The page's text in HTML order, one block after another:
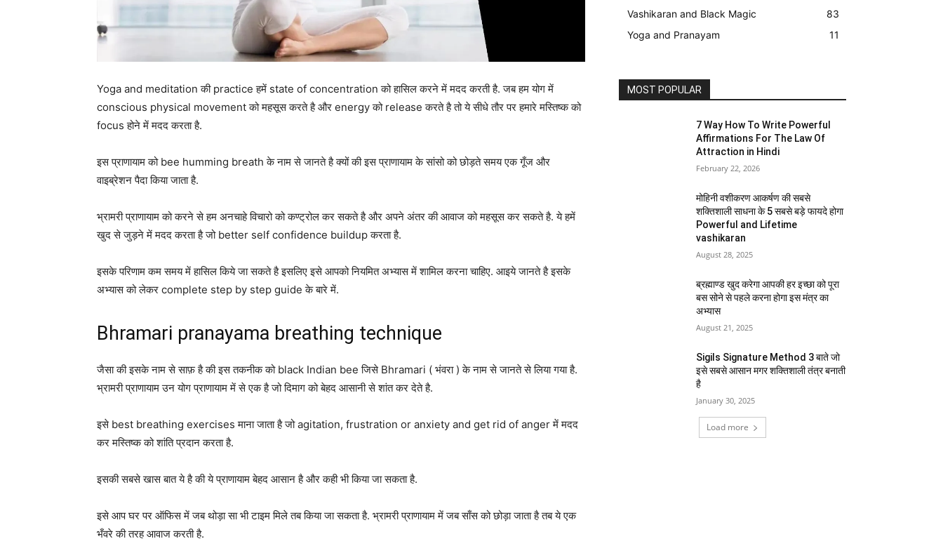
Yoga and meditation की practice हमें state of concentration को हासिल करने में मदद करती है. जब हम योग में
conscious physical movement को महसूस करते है और energy को release करते है तो ये सीधे तौर पर हमारे मस्तिष्क को
focus होने में मदद करता है.
इस प्राणायाम को bee humming breath के नाम से जानते है क्यों की इस प्राणायाम के सांसो को छोड़ते समय एक गूँज और
वाइब्रेशन पैदा किया जाता है.
भ्रामरी प्राणायाम को करने से हम अनचाहे विचारो को कण्ट्रोल कर सकते है और अपने अंतर की आवाज को महसूस कर सकते है. ये हमें
खुद से जुड़ने में मदद करता है जो better self confidence buildup करता है.
इसके परिणाम कम समय में हासिल किये जा सकते है इसलिए इसे आपको नियमित अभ्यास में शामिल करना चाहिए. आइये जानते है इसके
अभ्यास को लेकर complete step by step guide के बारे में.
Bhramari pranayama breathing technique
जैसा की इसके नाम से साफ़ है की इस तकनीक को black Indian bee जिसे Bhramari ( भंवरा ) के नाम से जानते से लिया गया है.
भ्रामरी प्राणायाम उन योग प्राणायाम में से एक है जो दिमाग को बेहद आसानी से शांत कर देते है.
इसे best breathing exercises माना जाता है जो agitation, frustration or anxiety and get rid of anger में मदद
कर मस्तिष्क को शांति प्रदान करता है.
इसकी सबसे खास बात ये है की ये प्राणायाम बेहद आसान है और कही भी किया जा सकता है.
इसे आप घर पर ऑफिस में जब थोड़ा सा भी टाइम मिले तब किया जा सकता है. भ्रामरी प्राणायाम में जब साँस को छोड़ा जाता है तब ये एक
भँवरे की तरह आवाज करती है.
Vashikaran and Black Magic
83
Yoga and Pranayam
11
MOST POPULAR
7 Way How To Write Powerful
Affirmations For The Law Of
Attraction in Hindi
February 22, 2026
मोहिनी वशीकरण आकर्षण की सबसे
शक्तिशाली साधना के 5 सबसे बड़े फायदे होगा
Powerful and Lifetime
vashikaran
August 28, 2025
ब्रह्माण्ड खुद करेगा आपकी हर इच्छा को पूरा
बस सोने से पहले करना होगा इस मंत्र का
अभ्यास
August 21, 2025
Sigils Signature Method 3 बाते जो
इसे सबसे आसान मगर शक्तिशाली तंत्र बनाती
है
January 30, 2025
Load more